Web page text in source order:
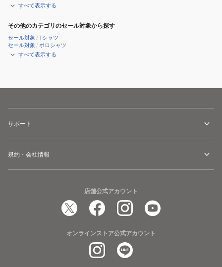
すべて表示する
その他のカテゴリのセール対象から探す
セール対象 /Tシャツ
セール対象 /ポロシャツ
すべて表示する
サポート
規約・会社情報
店舗公式アカウント
オンラインストア公式アカウント